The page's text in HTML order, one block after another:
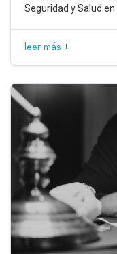
Seguridad y Salud en
leer más +